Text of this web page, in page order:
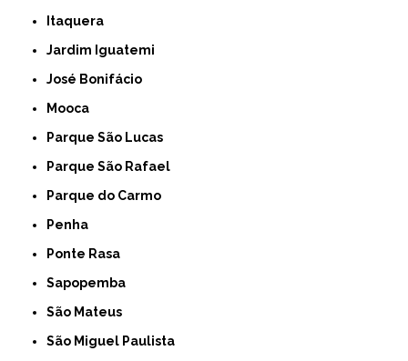
Itaquera
Jardim Iguatemi
José Bonifácio
Mooca
Parque São Lucas
Parque São Rafael
Parque do Carmo
Penha
Ponte Rasa
Sapopemba
São Mateus
São Miguel Paulista